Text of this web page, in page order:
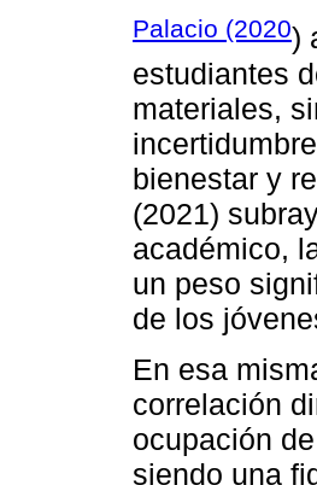
Palacio (2020)
estudiantes
materiales,
bienestar y
(2021)
académico,
un peso
de los
En esa
correlación
ocupación
siendo una